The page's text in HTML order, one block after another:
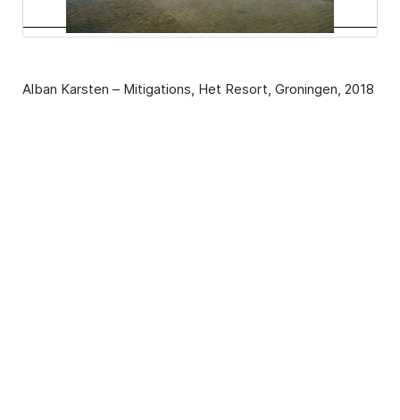
Alban Karsten – Mitigations, Het Resort, Groningen, 2018